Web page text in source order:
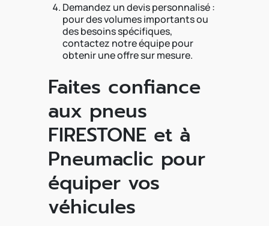
Demandez un devis personnalisé :
pour des volumes importants ou
des besoins spécifiques,
contactez notre équipe pour
obtenir une offre sur mesure.
Faites confiance
aux pneus
FIRESTONE et à
Pneumaclic pour
équiper vos
véhicules